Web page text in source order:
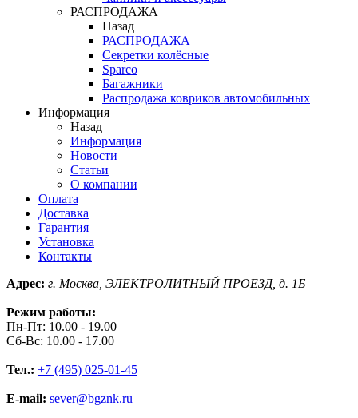
РАСПРОДАЖА
Назад
РАСПРОДАЖА
Секретки колёсные
Sparco
Багажники
Распродажа ковриков автомобильных
Информация
Назад
Информация
Новости
Статьи
О компании
Оплата
Доставка
Гарантия
Установка
Контакты
Адрес: г. Москва, ЭЛЕКТРОЛИТНЫЙ ПРОЕЗД, д. 1Б
Режим работы:
Пн-Пт: 10.00 - 19.00
Сб-Вс: 10.00 - 17.00
Тел.: +7 (495) 025-01-45
E-mail: sever@bgznk.ru